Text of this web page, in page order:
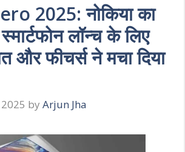
2025: नोकिया का
लॉन्च के लिए
और फीचर्स ने मचा दिया
by Arjun Jha